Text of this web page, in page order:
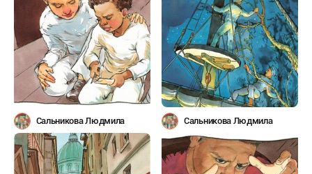
Сальникова Людмила Сальникова Людмила